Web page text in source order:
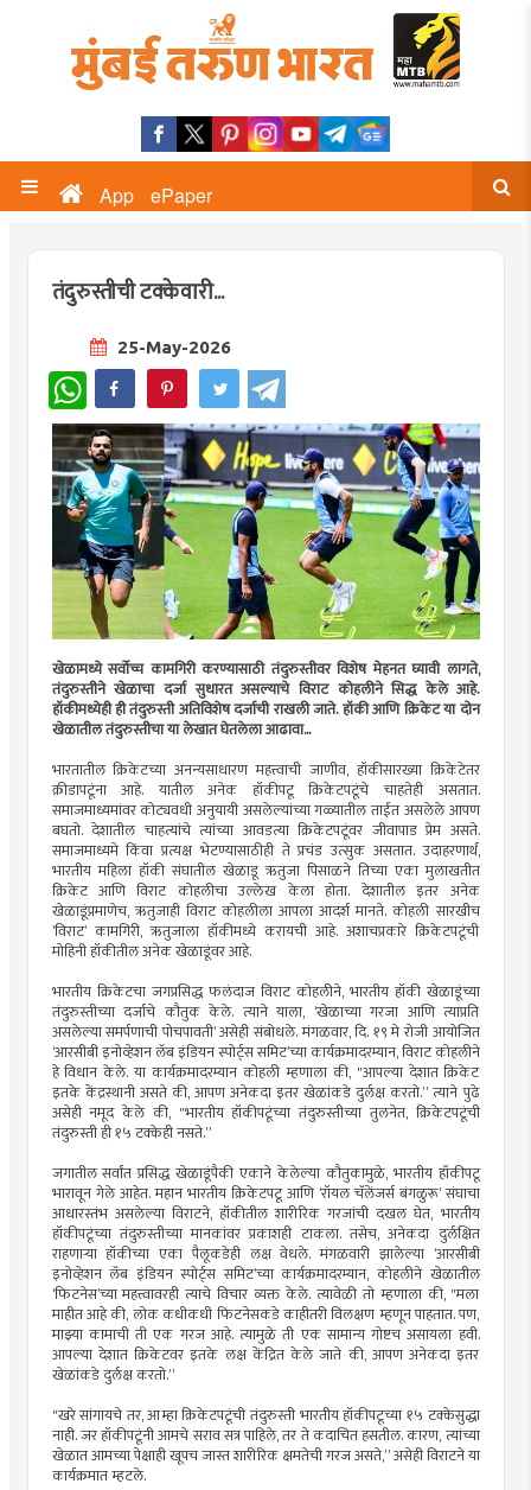
App ePaper
तंदुरुस्तीची टक्केवारी...
25-May-2026
WhatsApp
खेळामध्ये सर्वोच्च कामगिरी करण्यासाठी तंदुरुस्तीवर विशेष मेहनत घ्यावी लागते,
तंदुरुस्तीने खेळाचा दर्जा सुधारत असल्याचे विराट कोहलीने सिद्ध केले आहे.
हॉकीमध्येही ही तंदुरुस्ती अतिविशेष दर्जाची राखली जाते. हॉकी आणि क्रिकेट या दोन
खेळातील तंदुरुस्तीचा या लेखात घेतलेला आढावा...
भारतातील क्रिकेटच्या अनन्यसाधारण महत्त्वाची जाणीव, हॉकीसारख्या क्रिकेटेतर
क्रीडापटूंना आहे. यातील अनेक हॉकीपटू क्रिकेटपटूंचे चाहतेही असतात.
समाजमाध्यमांवर कोट्यवधी अनुयायी असलेल्यांच्या गळ्यातील ताईत असलेले आपण
बघतो. देशातील चाहत्यांचे त्यांच्या आवडत्या क्रिकेटपटूंवर जीवापाड प्रेम असते.
समाजमाध्यमे किंवा प्रत्यक्ष भेटण्यासाठीही ते प्रचंड उत्सुक असतात. उदाहरणार्थ,
भारतीय महिला हॉकी संघातील खेळाडू ऋतुजा पिसाळने तिच्या एका मुलाखतीत
क्रिकेट आणि विराट कोहलीचा उल्लेख केला होता. देशातील इतर अनेक
खेळाडूंप्रमाणेच, ऋतुजाही विराट कोहलीला आपला आदर्श मानते. कोहली सारखीच
’विराट’ कामगिरी, ऋतुजाला हॉकीमध्ये करायची आहे. अशाचप्रकारे क्रिकेटपटूंची
मोहिनी हॉकीतील अनेक खेळाडूंवर आहे.
भारतीय क्रिकेटचा जगप्रसिद्ध फलंदाज विराट कोहलीने, भारतीय हॉकी खेळाडूंच्या
तंदुरुस्तीच्या दर्जाचे कौतुक केले. त्याने याला, ‘खेळाच्या गरजा आणि त्याप्रति
असलेल्या समर्पणाची पोचपावती’ असेही संबोधले. मंगळवार, दि. १९ मे रोजी आयोजित
‘आरसीबी इनोव्हेशन लॅब इंडियन स्पोर्ट्स समिट’च्या कार्यक्रमादरम्यान, विराट कोहलीने
हे विधान केले. या कार्यक्रमादरम्यान कोहली म्हणाला की, "आपल्या देशात क्रिकेट
इतके केंद्रस्थानी असते की, आपण अनेकदा इतर खेळांकडे दुर्लक्ष करतो.” त्याने पुढे
असेही नमूद केले की, "भारतीय हॉकीपटूंच्या तंदुरुस्तीच्या तुलनेत, क्रिकेटपटूंची
तंदुरुस्ती ही १५ टक्केही नसते.”
जगातील सर्वांत प्रसिद्ध खेळाडूंपैकी एकाने केलेल्या कौतुकामुळे, भारतीय हॉकीपटू
भारावून गेले आहेत. महान भारतीय क्रिकेटपटू आणि ‘रॉयल चॅलेंजर्स बंगळुरू’ संघाचा
आधारस्तंभ असलेल्या विराटने, हॉकीतील शारीरिक गरजांची दखल घेत, भारतीय
हॉकीपटूंच्या तंदुरुस्तीच्या मानकांवर प्रकाशही टाकला. तसेच, अनेकदा दुर्लक्षित
राहणार्‍या हॉकीच्या एका पैलूकडेही लक्ष वेधले. मंगळवारी झालेल्या ‘आरसीबी
इनोव्हेशन लॅब इंडियन स्पोर्ट्स समिट’च्या कार्यक्रमादरम्यान, कोहलीने खेळातील
‘फिटनेस’च्या महत्त्वावरही त्याचे विचार व्यक्त केले. त्यावेळी तो म्हणाला की, "मला
माहीत आहे की, लोक कधीकधी फिटनेसकडे काहीतरी विलक्षण म्हणून पाहतात. पण,
माझ्या कामाची ती एक गरज आहे. त्यामुळे ती एक सामान्य गोष्टच असायला हवी.
आपल्या देशात क्रिकेटवर इतके लक्ष केंद्रित केले जाते की, आपण अनेकदा इतर
खेळांकडे दुर्लक्ष करतो.”
"खरे सांगायचे तर, आम्हा क्रिकेटपटूंची तंदुरुस्ती भारतीय हॉकीपटूच्या १५ टक्केसुद्धा
नाही. जर हॉकीपटूंनी आमचे सराव सत्र पाहिले, तर ते कदाचित हसतील. कारण, त्यांच्या
खेळात आमच्या पेक्षाही खूपच जास्त शारीरिक क्षमतेची गरज असते,” असेही विराटने या
कार्यक्रमात म्हटले.